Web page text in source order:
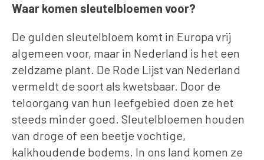
Waar komen sleutelbloemen voor?
De gulden sleutelbloem komt in Europa vrij
algemeen voor, maar in Nederland is het een
zeldzame plant. De Rode Lijst van Nederland
vermeldt de soort als kwetsbaar. Door de
teloorgang van hun leefgebied doen ze het
steeds minder goed. Sleutelbloemen houden
van droge of een beetje vochtige,
kalkhoudende bodems. In ons land komen ze